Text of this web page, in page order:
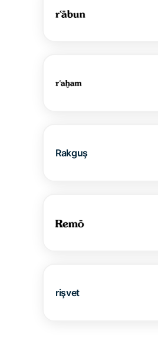
Rakguş
rişvet